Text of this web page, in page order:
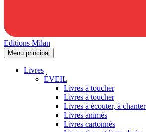
Editions Milan
Menu principal
Livres
ÉVEIL
Livres à toucher
Livres à toucher
Livres à écouter, à chanter
Livres animés
Livres cartonnés